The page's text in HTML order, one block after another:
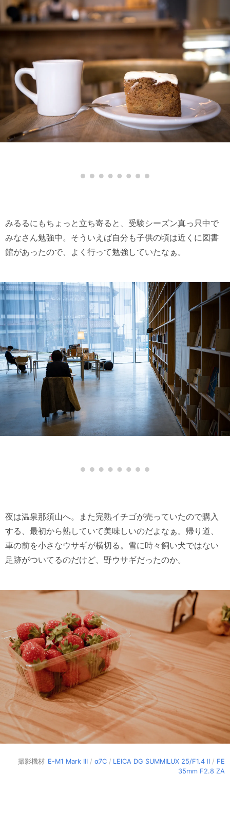
みるるにもちょっと立ち寄ると、受験シーズン真っ只中で
みなさん勉強中。そういえば自分も子供の頃は近くに図書
館があったので、よく行って勉強していたなぁ。
夜は温泉那須山へ。また完熟イチゴが売っていたので購入
する、最初から熟していて美味しいのだよなぁ。帰り道、
車の前を小さなウサギが横切る。雪に時々飼い犬ではない
足跡がついてるのだけど、野ウサギだったのか。
撮影機材 E-M1 Mark III / α7C / LEICA DG SUMMILUX 25/F1.4 II / FE
35mm F2.8 ZA